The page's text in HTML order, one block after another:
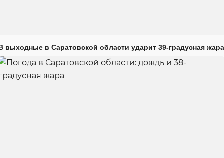
выходные в Саратовской области ударит 39-градусная жара